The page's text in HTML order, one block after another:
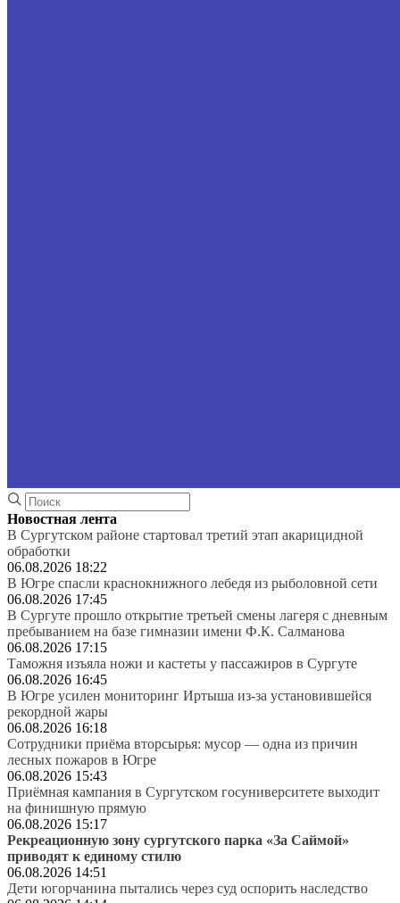
Новостная лента
В Сургутском районе стартовал третий этап акарицидной
обработки
06.08.2026 18:22
В Югре спасли краснокнижного лебедя из рыболовной сети
06.08.2026 17:45
В Сургуте прошло открытие третьей смены лагеря с дневным
пребыванием на базе гимназии имени Ф.К. Салманова
06.08.2026 17:15
Таможня изъяла ножи и кастеты у пассажиров в Сургуте
06.08.2026 16:45
В Югре усилен мониторинг Иртыша из-за установившейся
рекордной жары
06.08.2026 16:18
Сотрудники приёма вторсырья: мусор — одна из причин
лесных пожаров в Югре
06.08.2026 15:43
Приёмная кампания в Сургутском госуниверситете выходит
на финишную прямую
06.08.2026 15:17
Рекреационную зону сургутского парка «За Саймой»
приводят к единому стилю
06.08.2026 14:51
Дети югорчанина пытались через суд оспорить наследство